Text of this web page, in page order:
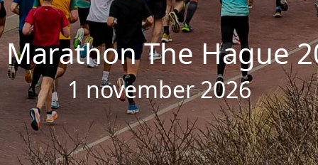
The Hague
1 november 2026